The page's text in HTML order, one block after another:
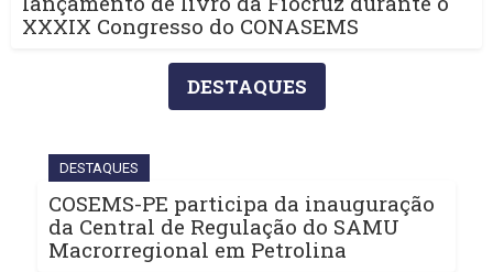
XXXIX Congresso do CONASEMS
DESTAQUES
DESTAQUES
COSEMS-PE participa da inauguração
da Central de Regulação do SAMU
Macrorregional em Petrolina